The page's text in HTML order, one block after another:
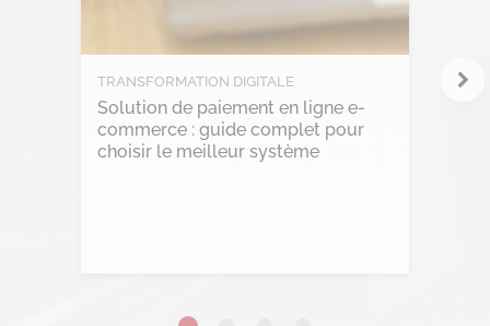
Project management
RGPD
Transformation Digitale
TRANSFORMATION DIGITALE
Solution de paiement en ligne e-
commerce : guide complet pour
choisir le meilleur système